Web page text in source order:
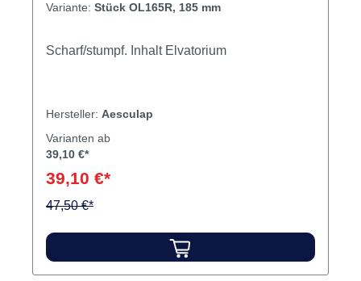
Variante: Stück OL165R, 185 mm
Scharf/stumpf. Inhalt Elvatorium
Hersteller: Aesculap
Varianten ab
39,10 €*
39,10 €*
47,50 €*